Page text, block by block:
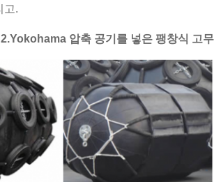
고.
2.Yokohama 압축 공기를 넣은 팽창식 고